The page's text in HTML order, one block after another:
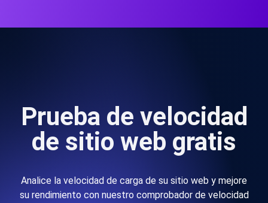
Prueba de velocidad
de sitio web gratis
Analice la velocidad de carga de su sitio web y mejore
su rendimiento con nuestro comprobador de velocidad